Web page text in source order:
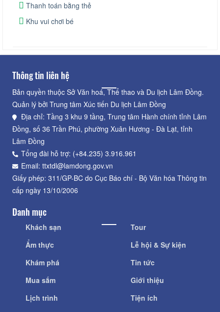
Thanh toán bằng thẻ
Khu vui chơi bé
Thông tin liên hệ
Bản quyền thuộc Sở Văn hoá, Thể thao và Du lịch Lâm Đồng.
Quản lý bởi Trung tâm Xúc tiến Du lịch Lâm Đồng
Địa chỉ: Tầng 3 khu 9 tầng, Trung tâm Hành chính tỉnh Lâm
Đồng, số 36 Trần Phú, phường Xuân Hương - Đà Lạt, tỉnh
Lâm Đồng
Tổng đài hỗ trợ: (+84.235) 3.916.961
Email: ttxtdl@lamdong.gov.vn
Giấy phép: 311/GP-BC do Cục Báo chí - Bộ Văn hóa Thông tin
cấp ngày 13/10/2006
Danh mục
Khách sạn
Ẩm thực
Khám phá
Mua sắm
Lịch trình
Tour
Lễ hội & Sự kiện
Tin tức
Giới thiệu
Tiện ích